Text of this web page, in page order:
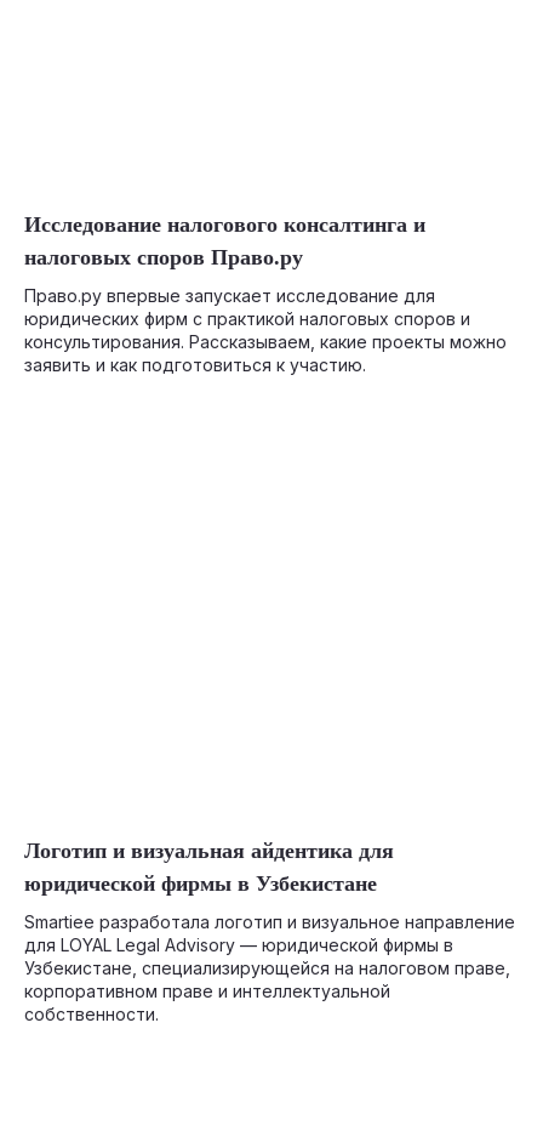
Исследование налогового консалтинга и
налоговых споров Право.ру
Право.ру впервые запускает исследование для
юридических фирм с практикой налоговых споров и
консультирования. Рассказываем, какие проекты можно
заявить и как подготовиться к участию.
Логотип и визуальная айдентика для
юридической фирмы в Узбекистане
Smartiee разработала логотип и визуальное направление
для LOYAL Legal Advisory — юридической фирмы в
Узбекистане, специализирующейся на налоговом праве,
корпоративном праве и интеллектуальной
собственности.